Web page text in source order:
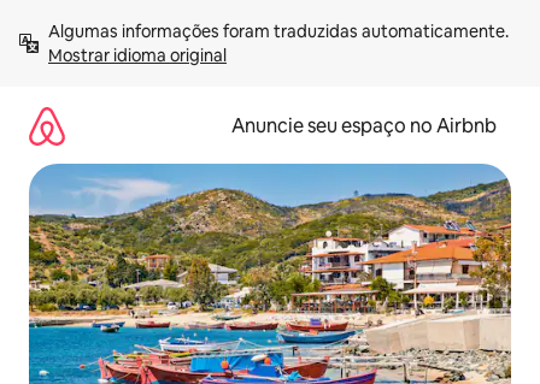
para
Mostrar idioma original
Anuncie seu espaço no Airbnb